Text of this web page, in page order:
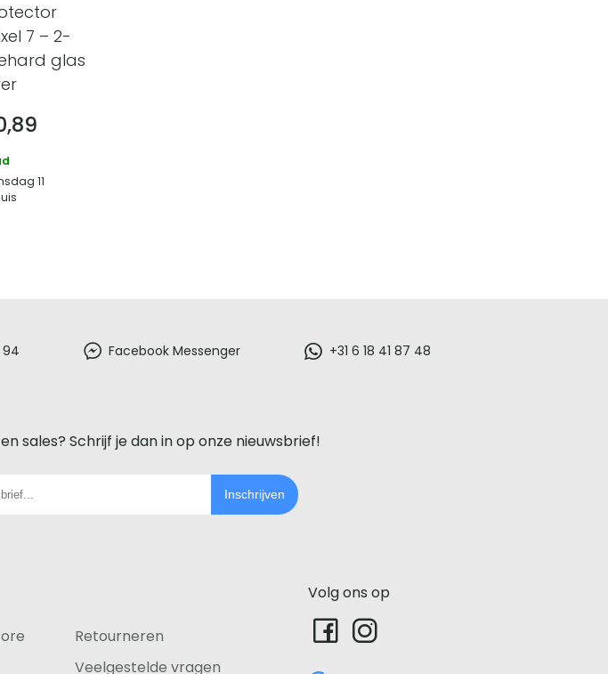
7 – 2-
glas
11
94 Facebook Messenger +31 6 18 41 87 48
sales? Schrijf je dan in op onze nieuwsbrief!
Inschrijven
Retourneren
Veelgestelde vragen
Volg ons op